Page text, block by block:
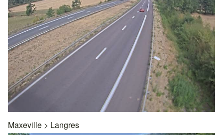
Maxeville > Langres